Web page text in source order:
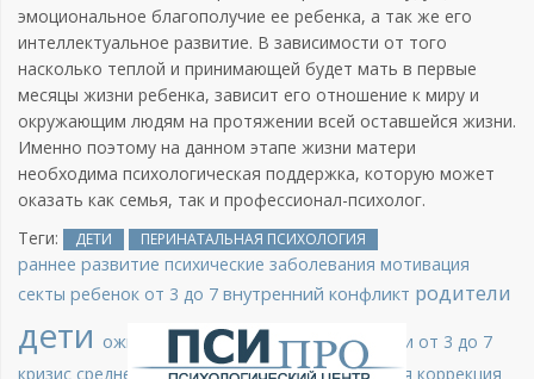
эмоциональное благополучие ее ребенка, а так же его
интеллектуальное развитие. В зависимости от того
насколько теплой и принимающей будет мать в первые
месяцы жизни ребенка, зависит его отношение к миру и
окружающим людям на протяжении всей оставшейся жизни.
Именно поэтому на данном этапе жизни матери
необходима психологическая поддержка, которую может
оказать как семья, так и профессионал-психолог.
Теги:
ДЕТИ ПЕРИНАТАЛЬНАЯ ПСИХОЛОГИЯ
раннее развитие психические заболевания мотивация
секты ребенок от 3 до 7 внутренний конфликт родители
дети ожидание ребенка трудоголизм
дети от 3 до 7
кризис среднего возрастаСДВГсенсомоторная коррекция